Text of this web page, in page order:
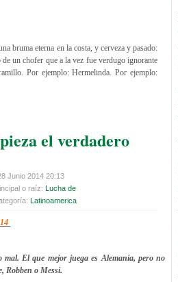
bruma eterna en la costa, y cerveza y pasado:
un chofer que a la vez fue verdugo ignorante
Por ejemplo: Hermelinda. Por ejemplo:
el verdadero
Junio 2014 20:13
o raíz: Lucha de
Latinoamerica
mal. El que mejor juega es Alemania, pero no
Robben o Messi.